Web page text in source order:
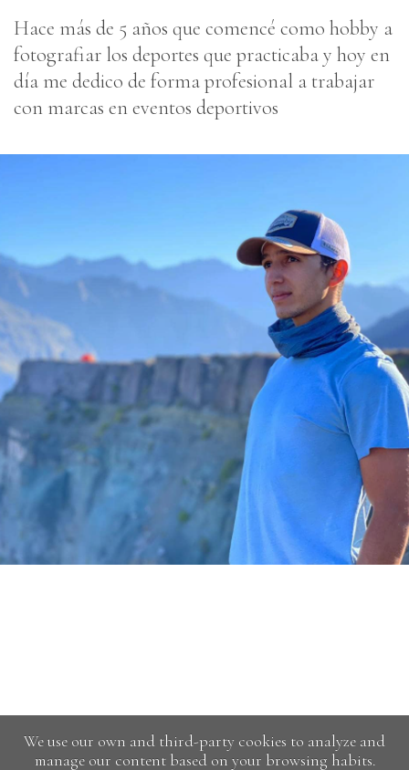
Hace más de 5 años que comencé como hobby a
fotografiar los deportes que practicaba y hoy en
día me dedico de forma profesional a trabajar
con marcas en eventos deportivos
We use our own and third-party cookies to analyze and
manage our content based on your browsing habits.